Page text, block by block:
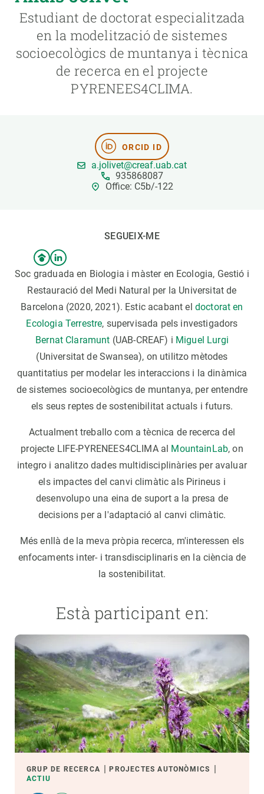
Estudiant de doctorat especialitzada
en la modelització de sistemes
socioecològics de muntanya i tècnica
de recerca en el projecte
PYRENEES4CLIMA.
ORCID ID
a.jolivet@creaf.uab.cat
935868087
Office: C5b/-122
SEGUEIX-ME
Soc graduada en Biologia i màster en Ecologia, Gestió i
Restauració del Medi Natural per la Universitat de
Barcelona (2020, 2021). Estic acabant el doctorat en
Ecologia Terrestre, supervisada pels investigadors
Bernat Claramunt (UAB-CREAF) i Miguel Lurgi
(Universitat de Swansea), on utilitzo mètodes
quantitatius per modelar les interaccions i la dinàmica
de sistemes socioecològics de muntanya, per entendre
els seus reptes de sostenibilitat actuals i futurs.
Actualment treballo com a tècnica de recerca del
projecte LIFE-PYRENEES4CLIMA al MountainLab, on
integro i analitzo dades multidisciplinàries per avaluar
els impactes del canvi climàtic als Pirineus i
desenvolupo una eina de suport a la presa de
decisions per a l'adaptació al canvi climàtic.
Més enllà de la meva pròpia recerca, m'interessen els
enfocaments inter- i transdisciplinaris en la ciència de
la sostenibilitat.
Està participant en:
GRUP DE RECERCA
PROJECTES AUTONÒMICS
ACTIU
NOTÍCIES I AGENDA